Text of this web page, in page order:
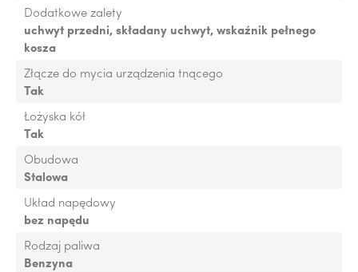
Dodatkowe zalety
uchwyt przedni, składany uchwyt, wskaźnik pełnego
kosza
Złącze do mycia urządzenia tnącego
Tak
Łożyska kół
Tak
Obudowa
Stalowa
Układ napędowy
bez napędu
Rodzaj paliwa
Benzyna